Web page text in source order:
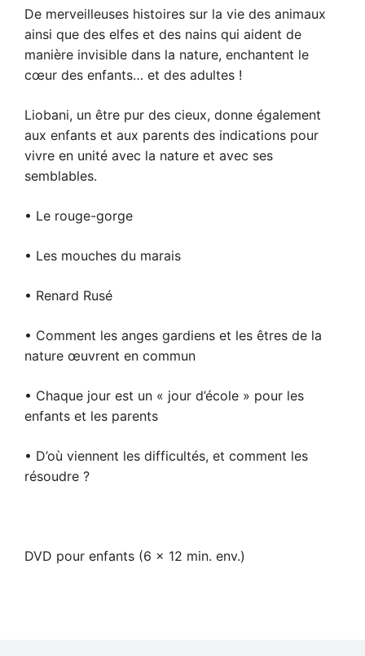
De merveilleuses histoires sur la vie des animaux
ainsi que des elfes et des nains qui aident de
manière invisible dans la nature, enchantent le
cœur des enfants… et des adultes !
Liobani, un être pur des cieux, donne également
aux enfants et aux parents des indications pour
vivre en unité avec la nature et avec ses
semblables.
• Le rouge-gorge
• Les mouches du marais
• Renard Rusé
• Comment les anges gardiens et les êtres de la
nature œuvrent en commun
• Chaque jour est un « jour d’école » pour les
enfants et les parents
• D’où viennent les difficultés, et comment les
résoudre ?
DVD pour enfants (6 x 12 min. env.)